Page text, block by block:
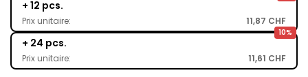
+ 12 pcs.
Prix unitaire: 11,87 CHF
10%
+ 24 pcs.
Prix unitaire: 11,61 CHF